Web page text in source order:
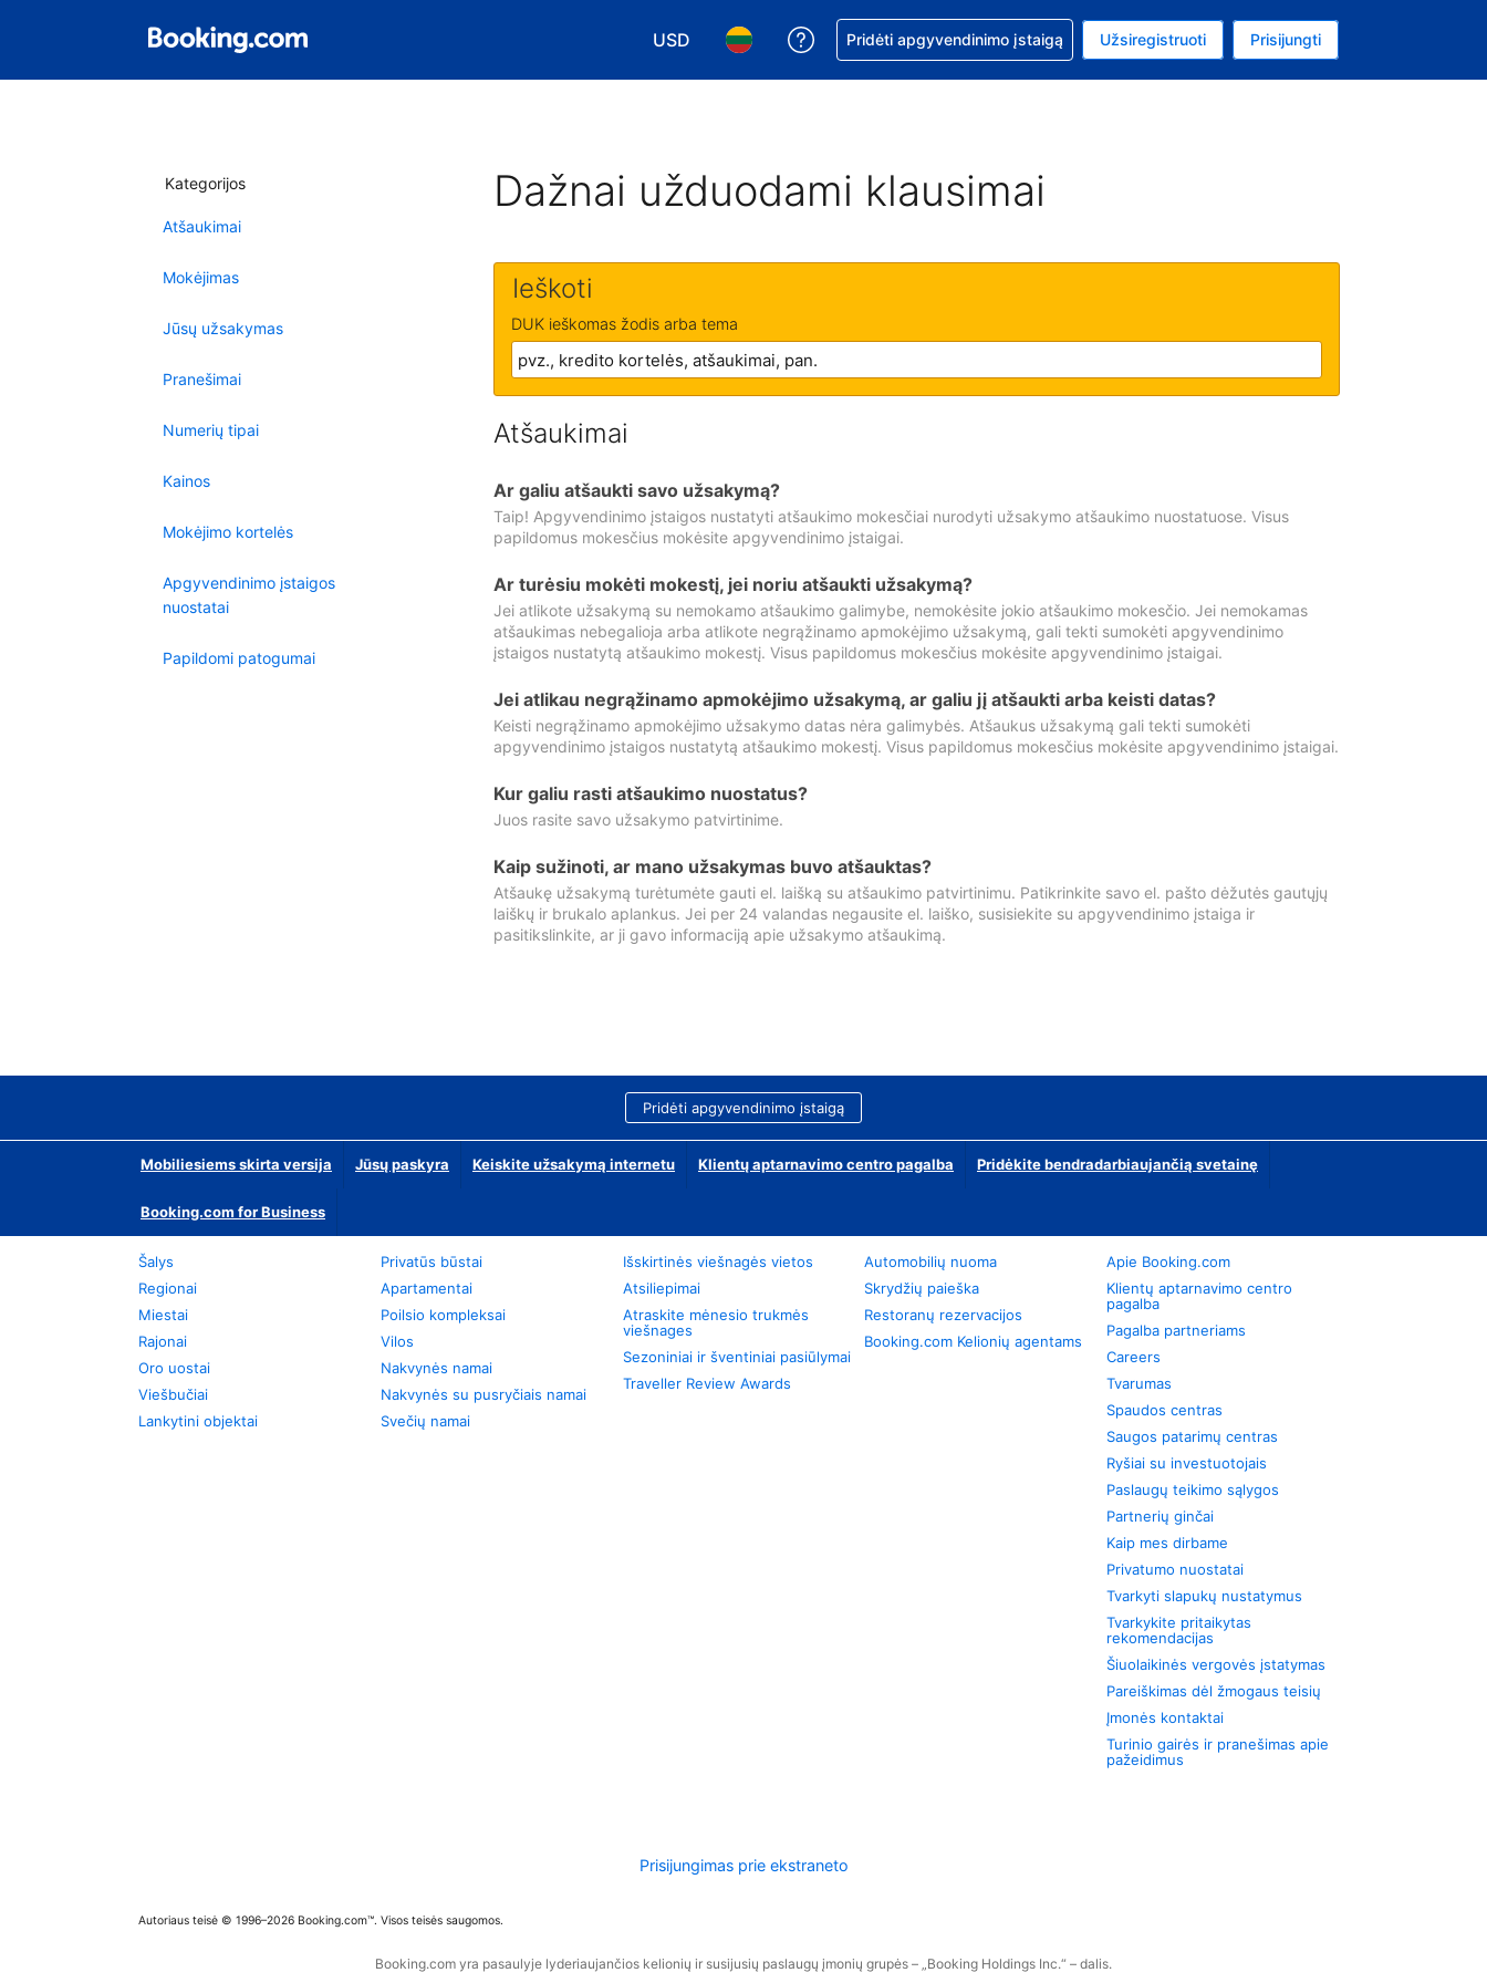
USD
Pasirinkite valiutą. Jūsų pasirinkta valiuta: Jungtinių Valstijų doleris
Pasirinkite kalbą. Jūsų pasirinkta kalba: Lietuvių
Pagalba dėl užsakymo
Pridėti apgyvendinimo įstaigą Užsiregistruoti Prisijungti
Kategorijos
Atšaukimai
Mokėjimas
Jūsų užsakymas
Pranešimai
Numerių tipai
Kainos
Mokėjimo kortelės
Apgyvendinimo įstaigos
nuostatai
Papildomi patogumai
Dažnai užduodami klausimai
Ieškoti
DUK ieškomas žodis arba tema
Atšaukimai
Ar galiu atšaukti savo užsakymą?
Taip! Apgyvendinimo įstaigos nustatyti atšaukimo mokesčiai nurodyti užsakymo atšaukimo nuostatuose. Visus
papildomus mokesčius mokėsite apgyvendinimo įstaigai.
Ar turėsiu mokėti mokestį, jei noriu atšaukti užsakymą?
Jei atlikote užsakymą su nemokamo atšaukimo galimybe, nemokėsite jokio atšaukimo mokesčio. Jei nemokamas
atšaukimas nebegalioja arba atlikote negrąžinamo apmokėjimo užsakymą, gali tekti sumokėti apgyvendinimo
įstaigos nustatytą atšaukimo mokestį. Visus papildomus mokesčius mokėsite apgyvendinimo įstaigai.
Jei atlikau negrąžinamo apmokėjimo užsakymą, ar galiu jį atšaukti arba keisti datas?
Keisti negrąžinamo apmokėjimo užsakymo datas nėra galimybės. Atšaukus užsakymą gali tekti sumokėti
apgyvendinimo įstaigos nustatytą atšaukimo mokestį. Visus papildomus mokesčius mokėsite apgyvendinimo įstaigai.
Kur galiu rasti atšaukimo nuostatus?
Juos rasite savo užsakymo patvirtinime.
Kaip sužinoti, ar mano užsakymas buvo atšauktas?
Atšaukę užsakymą turėtumėte gauti el. laišką su atšaukimo patvirtinimu. Patikrinkite savo el. pašto dėžutės gautųjų
laiškų ir brukalo aplankus. Jei per 24 valandas negausite el. laiško, susisiekite su apgyvendinimo įstaiga ir
pasitikslinkite, ar ji gavo informaciją apie užsakymo atšaukimą.
Pridėti apgyvendinimo įstaigą
Mobiliesiems skirta versija Jūsų paskyra Keiskite užsakymą internetu Klientų aptarnavimo centro pagalba Pridėkite bendradarbiaujančią svetainę
Booking.com for Business
Šalys
Regionai
Miestai
Rajonai
Oro uostai
Viešbučiai
Lankytini objektai
Privatūs būstai
Apartamentai
Poilsio kompleksai
Vilos
Nakvynės namai
Nakvynės su pusryčiais namai
Svečių namai
Išskirtinės viešnagės vietos
Atsiliepimai
Atraskite mėnesio trukmės
viešnages
Sezoniniai ir šventiniai pasiūlymai
Traveller Review Awards
Automobilių nuoma
Skrydžių paieška
Restoranų rezervacijos
Booking.com Kelionių agentams
Apie Booking.com
Klientų aptarnavimo centro
pagalba
Pagalba partneriams
Careers
Tvarumas
Spaudos centras
Saugos patarimų centras
Ryšiai su investuotojais
Paslaugų teikimo sąlygos
Partnerių ginčai
Kaip mes dirbame
Privatumo nuostatai
Tvarkyti slapukų nustatymus
Tvarkykite pritaikytas
rekomendacijas
Šiuolaikinės vergovės įstatymas
Pareiškimas dėl žmogaus teisių
Įmonės kontaktai
Turinio gairės ir pranešimas apie
pažeidimus
Prisijungimas prie ekstraneto
Autoriaus teisė © 1996–2026 Booking.com™. Visos teisės saugomos.
Booking.com yra pasaulyje lyderiaujančios kelionių ir susijusių paslaugų įmonių grupės – „Booking Holdings Inc.“ – dalis.